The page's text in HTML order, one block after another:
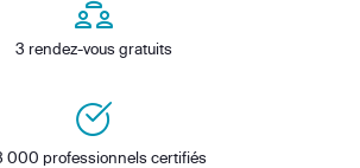
3 rendez-vous gratuits
000 professionnels certifiés